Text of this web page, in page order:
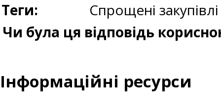
Теги:
Спрощені закупівлі
Чи була ця відповідь
Інформаційні ресурси